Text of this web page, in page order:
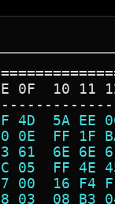
0F  10 11
4D  5A
0E  FF
61  6E
05  FF
00  16
03  08